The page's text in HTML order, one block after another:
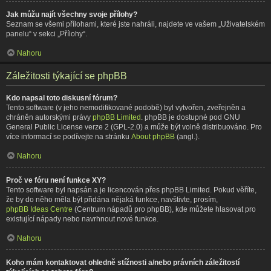
Jak můžu najít všechny svoje přílohy?
Seznam se všemi přílohami, které jste nahráli, najdete ve vašem „Uživatelském
panelu“ v sekci „Přílohy“.
Nahoru
Záležitosti týkající se phpBB
Kdo napsal toto diskusní fórum?
Tento software (v jeho nemodifikované podobě) byl vytvořen, zveřejněn a
chráněn autorskými právy phpBB Limited . phpBB je dostupné pod GNU
General Public License verze 2 (GPL-2.0) a může být volně distribuováno. Pro
více informací se podívejte na stránku About phpBB (angl.).
Nahoru
Proč ve fóru není funkce XY?
Tento software byl napsán a je licencován přes phpBB Limited. Pokud věříte,
že by do něho měla být přidána nějaká funkce, navštivte, prosím,
phpBB Ideas Centre (Centrum nápadů pro phpBB), kde můžete hlasovat pro
existující nápady nebo navrhnout nové funkce.
Nahoru
Koho mám kontaktovat ohledně stížnosti a/nebo právních záležitostí